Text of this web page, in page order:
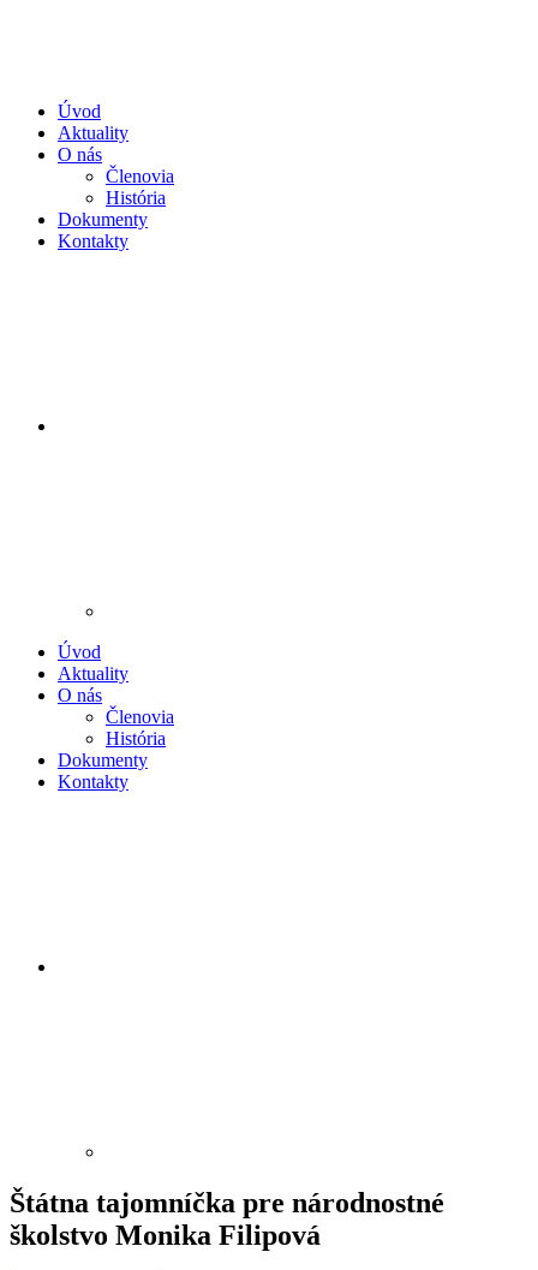
Úvod
Aktuality
O nás
Členovia
História
Dokumenty
Kontakty
Úvod
Aktuality
O nás
Členovia
História
Dokumenty
Kontakty
Štátna tajomníčka pre národnostné
školstvo Monika Filipová